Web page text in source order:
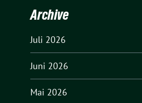
Archive
Juli 2026
Juni 2026
Mai 2026